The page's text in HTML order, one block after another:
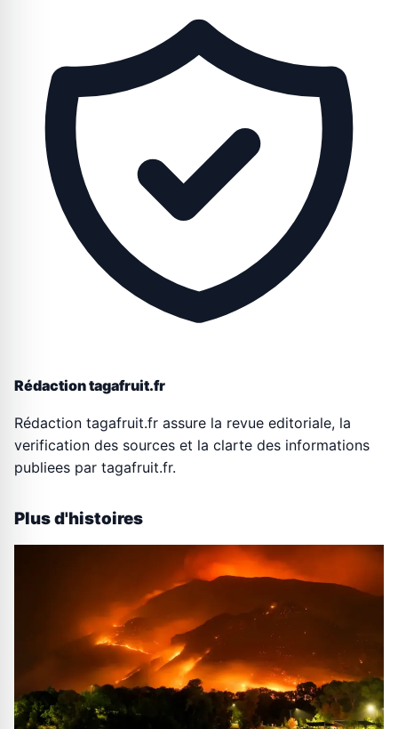
Rédaction tagafruit.fr
Rédaction tagafruit.fr assure la revue editoriale, la
verification des sources et la clarte des informations
publiees par tagafruit.fr.
Plus d'histoires